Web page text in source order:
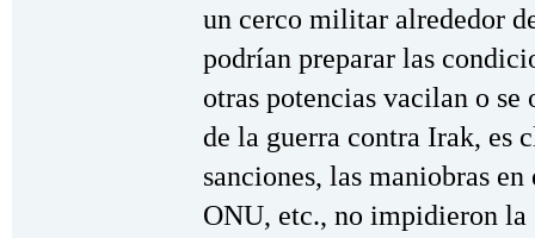
un cerco militar alrededor
podrían preparar las
otras potencias vacilan o se
de la guerra contra Irak, es
sanciones, las maniobras
ONU, etc., no impidieron